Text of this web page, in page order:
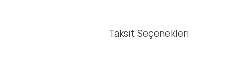
Taksit Seçenekleri